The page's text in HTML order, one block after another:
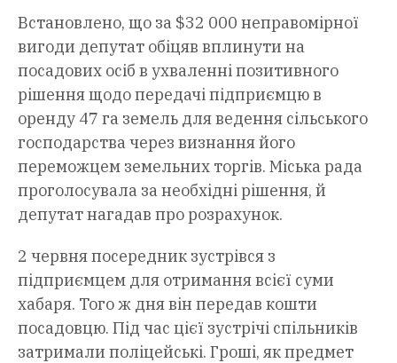
Встановлено, що за $32 000 неправомірної
вигоди депутат обіцяв вплинути на
посадових осіб в ухваленні позитивного
рішення щодо передачі підприємцю в
оренду 47 га земель для ведення сільського
господарства через визнання його
переможцем земельних торгів. Міська рада
проголосувала за необхідні рішення, й
депутат нагадав про розрахунок.
2 червня посередник зустрівся з
підприємцем для отримання всієї суми
хабаря. Того ж дня він передав кошти
посадовцю. Під час цієї зустрічі спільників
затримали поліцейські. Гроші, як предмет